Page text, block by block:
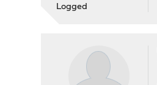
Logged